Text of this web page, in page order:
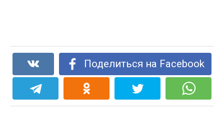
Поделиться на Facebook